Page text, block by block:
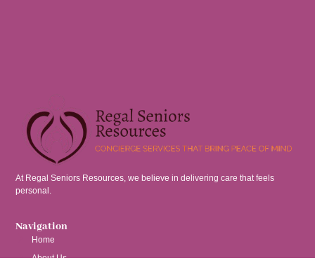
At Regal Seniors Resources, we believe in delivering care that feels
personal.
Navigation
Home
About Us